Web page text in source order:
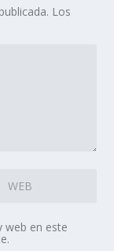
Los
web en este